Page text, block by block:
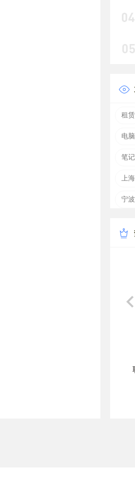
租赁
电
笔
上
宁